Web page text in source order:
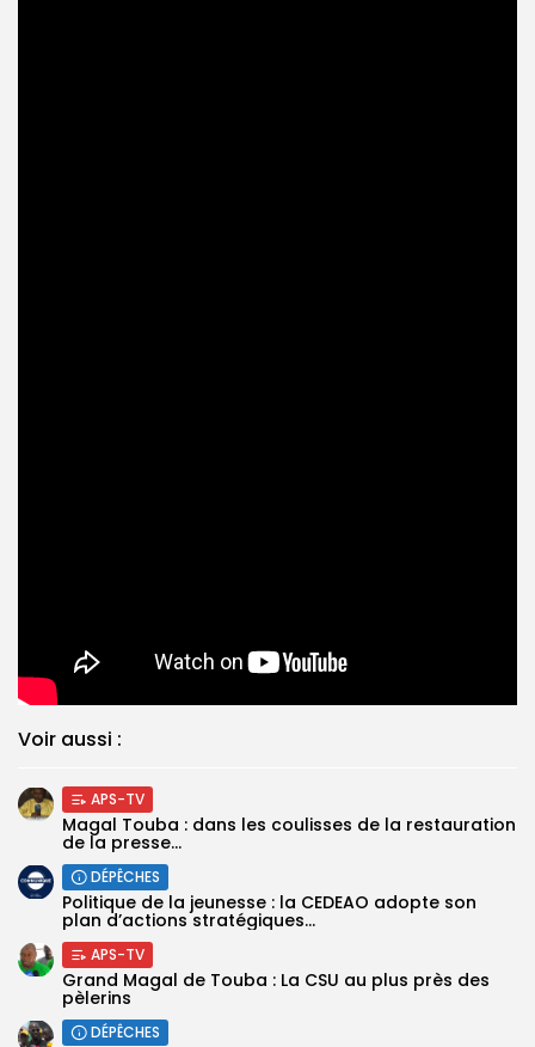
Voir aussi :
APS-TV
Magal Touba : dans les coulisses de la restauration
de la presse...
DÉPÊCHES
Politique de la jeunesse : la CEDEAO adopte son
plan d’actions stratégiques...
APS-TV
Grand Magal de Touba : La CSU au plus près des
pèlerins
DÉPÊCHES